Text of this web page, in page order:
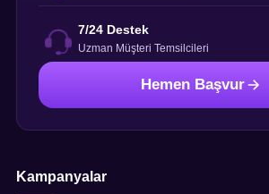
7/24 Destek
Uzman Müşteri Temsilcileri
Hemen Başvur
Kampanyalar